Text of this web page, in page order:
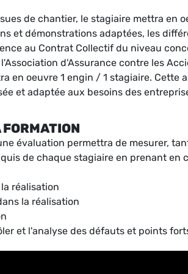
de chantier, le stagiaire mettra en
et démonstrations adaptées, les
au Contrat Collectif du niveau
d'Assurance contre les
en oeuvre 1 engin / 1 stagiaire. Cette
et adaptée aux besoins des
évaluation permettra de mesurer,
de chaque stagiaire en prenant en
réalisation
la réalisation
et l'analyse des défauts et points